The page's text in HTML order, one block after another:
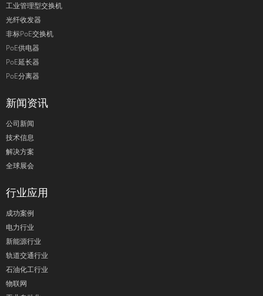
工业管理型交换机
光纤收发器
非标PoE交换机
PoE供电器
PoE延长器
PoE分离器
新闻资讯
公司新闻
技术信息
解决方案
全球展会
行业应用
成功案例
电力行业
新能源行业
轨道交通行业
石油化工行业
物联网